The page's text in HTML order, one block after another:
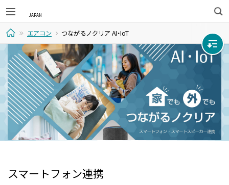
検
索
ホ
ー
ム
エアコン つながるノクリア AI・IoT
スマートフォン連携